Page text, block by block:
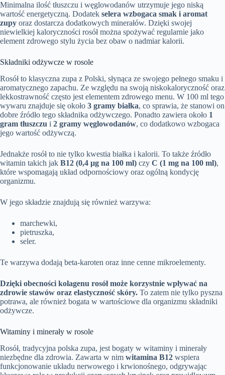
Minimalna ilość tłuszczu i węglowodanów utrzymuje jego niską
wartość energetyczną. Dodatek selera wzbogaca smak i aromat
zupy oraz dostarcza dodatkowych minerałów. Dzięki swojej
niewielkiej kaloryczności rosół można spożywać regularnie jako
element zdrowego stylu życia bez obaw o nadmiar kalorii.
Składniki odżywcze w rosole
Rosół to klasyczna zupa z Polski, słynąca ze swojego pełnego smaku i
aromatycznego zapachu. Ze względu na swoją niskokaloryczność oraz
lekkostrawność często jest elementem zdrowego menu. W 100 ml tego
wywaru znajduje się około 3 gramy białka, co sprawia, że stanowi on
dobre źródło tego składnika odżywczego. Ponadto zawiera około 1
gram tłuszczu i 2 gramy węglowodanów, co dodatkowo wzbogaca
jego wartość odżywczą.
Jednakże rosół to nie tylko kwestia białka i kalorii. To także źródło
witamin takich jak B12 (0,4 µg na 100 ml) czy C (1 mg na 100 ml),
które wspomagają układ odpornościowy oraz ogólną kondycję
organizmu.
W jego składzie znajdują się również warzywa:
marchewki,
pietruszka,
seler.
Te warzywa dodają beta-karoten oraz inne cenne mikroelementy.
Dzięki obecności kolagenu rosół może korzystnie wpływać na
zdrowie stawów oraz elastyczność skóry. To zatem nie tylko pyszna
potrawa, ale również bogata w wartościowe dla organizmu składniki
odżywcze.
Witaminy i minerały w rosole
Rosół, tradycyjna polska zupa, jest bogaty w witaminy i minerały
niezbędne dla zdrowia. Zawarta w nim witamina B12 wspiera
funkcjonowanie układu nerwowego i krwionośnego, odgrywając